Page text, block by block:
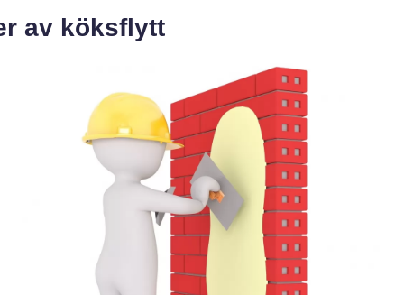
av köksflytt